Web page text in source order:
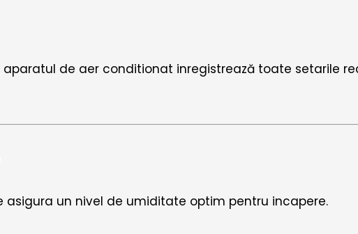
de aer conditionat inregistrează toate setarile
asigura un nivel de umiditate optim pentru incapere.